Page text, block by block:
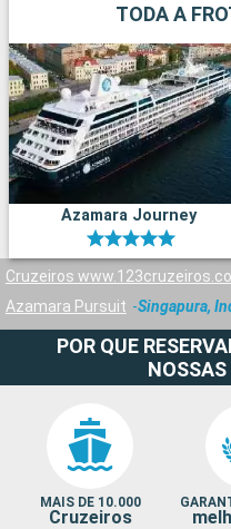
TODA A
Azamara Journey
Cruzeiros
Azamara Pursuit
Singapura,
POR QUE
MAIS DE 10.000
Cruzeiros